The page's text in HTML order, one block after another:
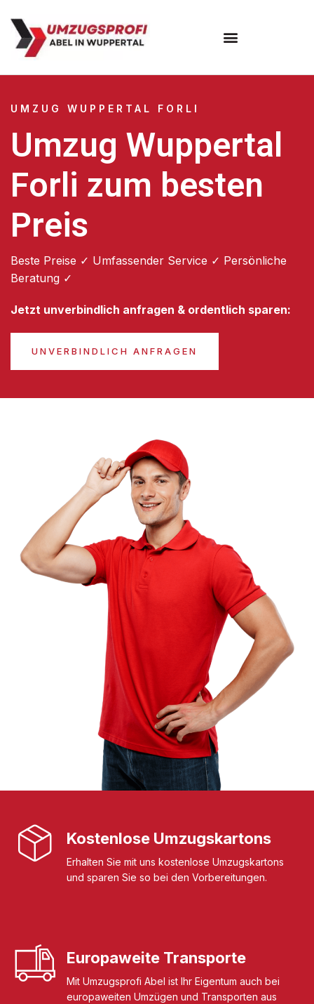
UMZUG WUPPERTAL FORLI
Umzug Wuppertal
Forli zum besten
Preis
Beste Preise ✓ Umfassender Service ✓ Persönliche
Beratung ✓
Jetzt unverbindlich anfragen & ordentlich sparen:
UNVERBINDLICH ANFRAGEN
Kostenlose Umzugskartons
Erhalten Sie mit uns kostenlose Umzugskartons
und sparen Sie so bei den Vorbereitungen.
Europaweite Transporte
Mit Umzugsprofi Abel ist Ihr Eigentum auch bei
europaweiten Umzügen und Transporten aus